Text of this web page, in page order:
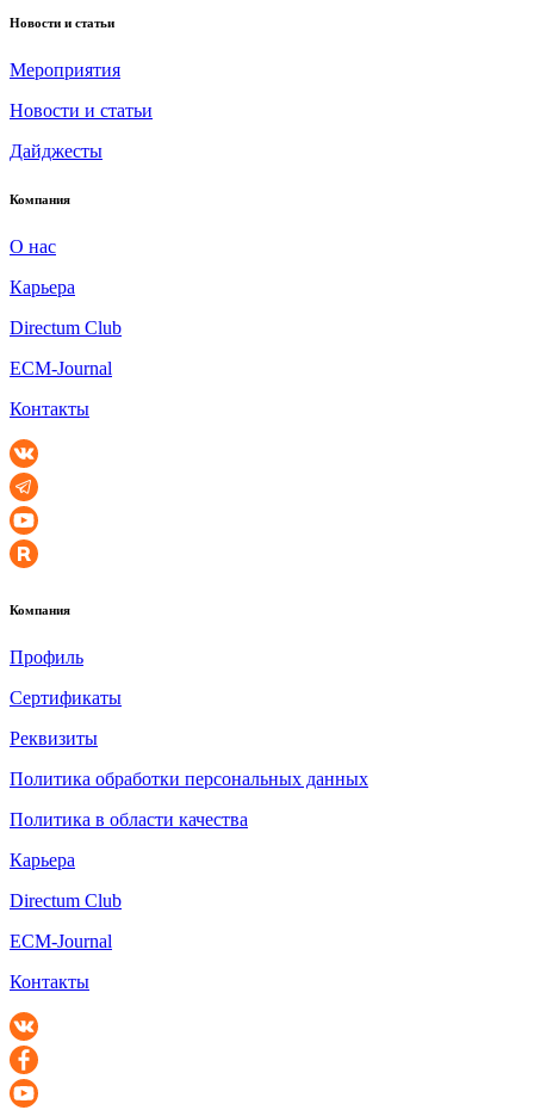
Новости и статьи
Мероприятия
Новости и статьи
Дайджесты
Компания
О нас
Карьера
Directum Club
ECM-Journal
Контакты
Компания
Профиль
Сертификаты
Реквизиты
Политика обработки персональных данных
Политика в области качества
Карьера
Directum Club
ECM-Journal
Контакты